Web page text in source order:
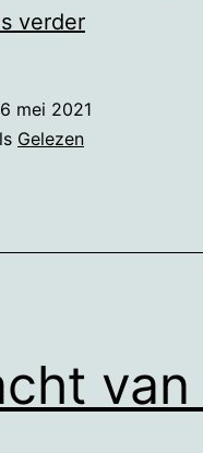
verderWij
mei 2021
Gelezen